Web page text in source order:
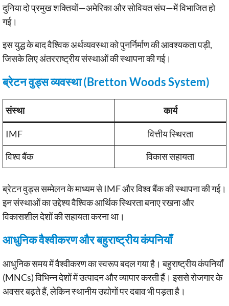
दुनिया दो प्रमुख शक्तियों—अमेरिका और सोवियत संघ—में विभाजित हो
गई।
इस युद्ध के बाद वैश्विक अर्थव्यवस्था को पुनर्निर्माण की आवश्यकता पड़ी,
जिसके लिए अंतरराष्ट्रीय संस्थाओं की स्थापना की गई।
ब्रेटन वुड्स व्यवस्था (Bretton Woods System)
संस्था कार्य
IMF
वित्तीय स्थिरता
विश्व बैंक
विकास सहायता
ब्रेटन वुड्स सम्मेलन के माध्यम से IMF और विश्व बैंक की स्थापना की गई।
इन संस्थाओं का उद्देश्य वैश्विक आर्थिक स्थिरता बनाए रखना और
विकासशील देशों की सहायता करना था।
आधुनिक वैश्वीकरण और बहुराष्ट्रीय कंपनियाँ
आधुनिक समय में वैश्वीकरण का स्वरूप बदल गया है। बहुराष्ट्रीय कंपनियाँ
(MNCs) विभिन्न देशों में उत्पादन और व्यापार करती हैं। इससे रोजगार के
अवसर बढ़ते हैं, लेकिन स्थानीय उद्योगों पर दबाव भी पड़ता है।